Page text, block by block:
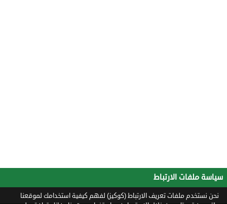
سياسة ملفات الارتباط
نحن نستخدم ملفات تعريف الارتباط (كوكيز) لفهم كيفية استخدامك لموقعنا